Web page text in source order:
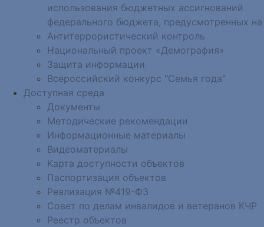
использования бюджетных ассигнований
федерального бюджета, предусмотренных на
Антитеррористический контроль
Национальный проект «Демография»
Защита информации
Всероссийский конкурс "Семья года"
Доступная среда
Документы
Методические рекомендации
Информационные материалы
Видеоматериалы
Карта доступности объектов
Паспортизация объектов
Реализация №419-ФЗ
Совет по делам инвалидов и ветеранов КЧР
Реестр объектов